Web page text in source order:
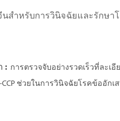
นสำหรับการวินิจฉัยและรักษา
: การตรวจจับอย่างรวดเร็วที่ละเ
CCP ช่วยในการวินิจฉัยโรคข้ออัก